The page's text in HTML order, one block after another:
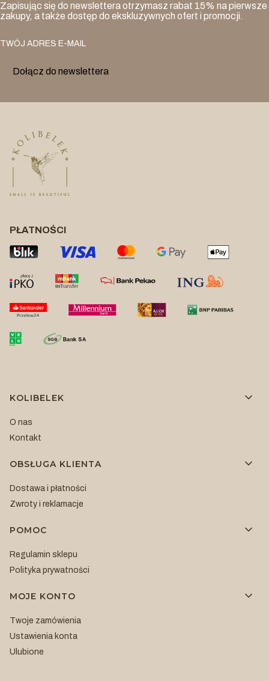
Zapisując się do newslettera otrzymasz rabat 15% na pierwsze
zakupy, a także dostęp do ekskluzywnych ofert i promocji.
TWÓJ ADRES E-MAIL
Dołącz do newslettera
PŁATNOŚCI
Linki w stopce
KOLIBELEK
O nas
Kontakt
OBSŁUGA KLIENTA
Dostawa i płatności
Zwroty i reklamacje
POMOC
Regulamin sklepu
Polityka prywatności
MOJE KONTO
Twoje zamówienia
Ustawienia konta
Ulubione